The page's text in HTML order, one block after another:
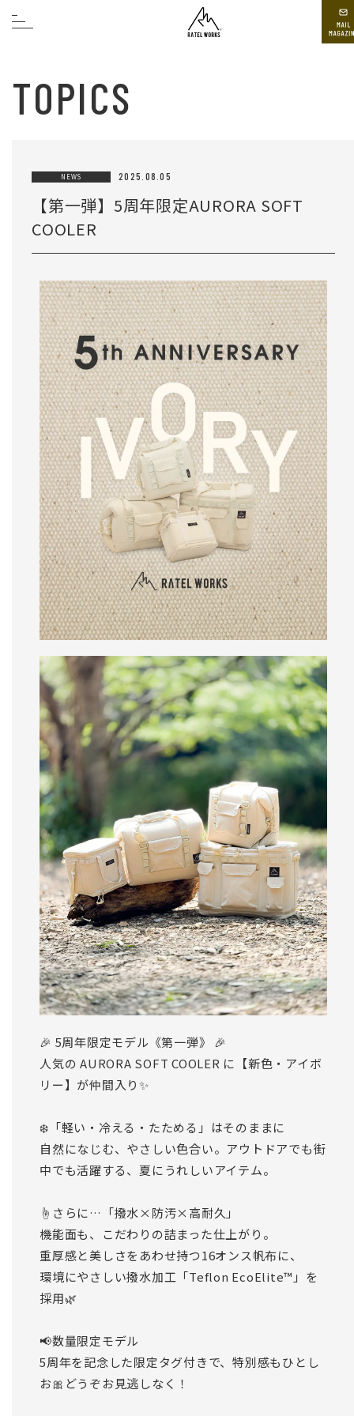
TOPICS
NEWS 2025.08.05
【第一弾】5周年限定AURORA SOFT
COOLER
🎉 5周年限定モデル《第一弾》 🎉
人気の AURORA SOFT COOLER に【新色・アイボ
リー】が仲間入り✨
❄️「軽い・冷える・たためる」はそのままに
自然になじむ、やさしい色合い。アウトドアでも街
中でも活躍する、夏にうれしいアイテム。
☝️さらに…「撥水×防汚×高耐久」
機能面も、こだわりの詰まった仕上がり。
重厚感と美しさをあわせ持つ16オンス帆布に、
環境にやさしい撥水加工「Teflon EcoElite™」を
採用🌿
📢数量限定モデル
5周年を記念した限定タグ付きで、特別感もひとし
お🎀どうぞお見逃しなく！